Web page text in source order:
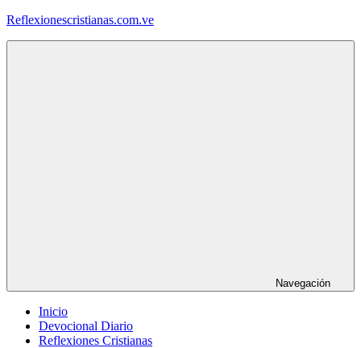
Saltar
Reflexionescristianas.com.ve
Navegación
Inicio
Devocional Diario
Reflexiones Cristianas